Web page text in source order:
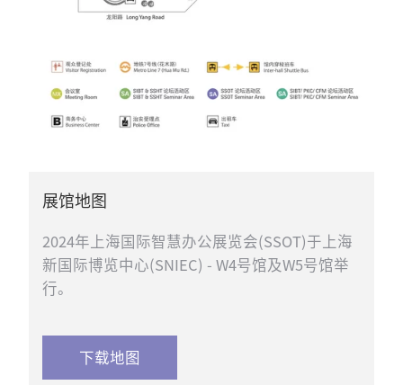
展馆地图
2024年上海国际智慧办公展览会(SSOT)于上海
新国际博览中心(SNIEC) - W4号馆及W5号馆举
行。
下载地图